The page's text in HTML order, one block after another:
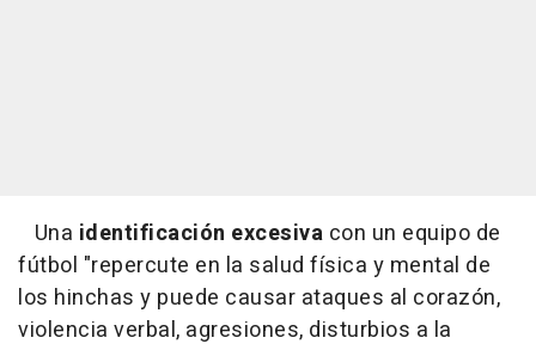
Una identificación excesiva con un equipo de
fútbol "repercute en la salud física y mental de
los hinchas y puede causar ataques al corazón,
violencia verbal, agresiones, disturbios a la